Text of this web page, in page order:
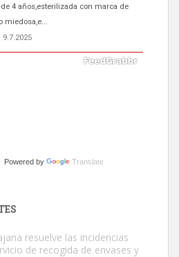
4 años,esterilizada con marca de
miedosa,e...
9.7.2025
a Los Gatos callejeros de la zona los
Powered by Translate
resuelve las incidencias
de recogida de envases y